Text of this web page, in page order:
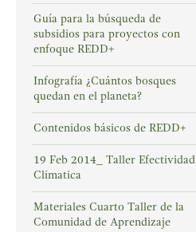
Guía para la búsqueda de
subsidios para proyectos con
enfoque REDD+
Infografía ¿Cuántos bosques
quedan en el planeta?
Contenidos básicos de REDD+
19 Feb 2014_ Taller Efectividad
Climatica
Materiales Cuarto Taller de la
Comunidad de Aprendizaje